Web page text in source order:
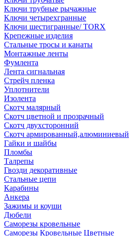
Ключи трубные рычажные
Ключи четырехгранные
Ключи шестигранные/ TORX
Крепежные изделия
Стальные тросы и канаты
Монтажные ленты
Фумлента
Лента сигнальная
Стрейч пленка
Уплотнители
Изолента
Скотч малярный
Скотч цветной и прозрачный
Скотч двухсторонний
Скотч армированный,алюминиевый
Гайки и шайбы
Пломбы
Талрепы
Гвозди декоративные
Стальные цепи
Карабины
Анкера
Зажимы и коуши
Дюбели
Саморезы кровельные
Саморезы Кровельные Цветные